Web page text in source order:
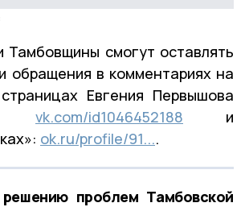
Тамбовщины смогут оставлять
обращения в комментариях на
Евгения Первышова
vk.com/id1046452188 и
ok.ru/profile/91....
проблем Тамбовской